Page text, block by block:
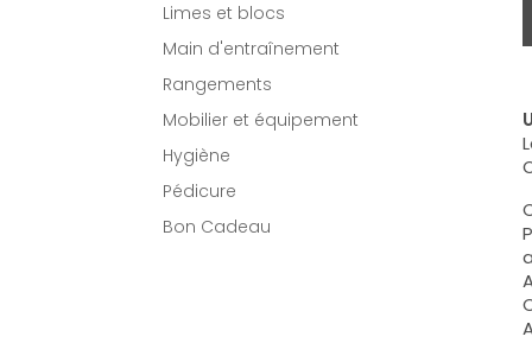
Limes et blocs
Main d'entraînement
Rangements
Mobilier et équipement
Hygiène
Pédicure
Bon Cadeau